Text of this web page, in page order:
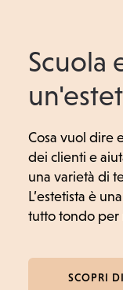
Scuola
Cosa vuol dire
dei clienti e
una varietà di
L’estetista è
tutto tondo per
SCOPRI